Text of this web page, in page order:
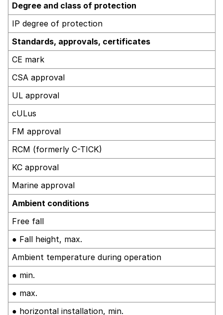
Degree and class of protection
IP degree of protection
Standards, approvals, certificates
CE mark
CSA approval
UL approval
cULus
FM approval
RCM (formerly C-TICK)
KC approval
Marine approval
Ambient conditions
Free fall
● Fall height, max.
Ambient temperature during operation
● min.
● max.
● horizontal installation, min.